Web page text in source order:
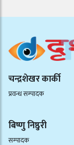
चन्द्रशेखर कार्की
प्रवन्ध सम्पादक
बिष्णु निष्ठुरी
सम्पादक